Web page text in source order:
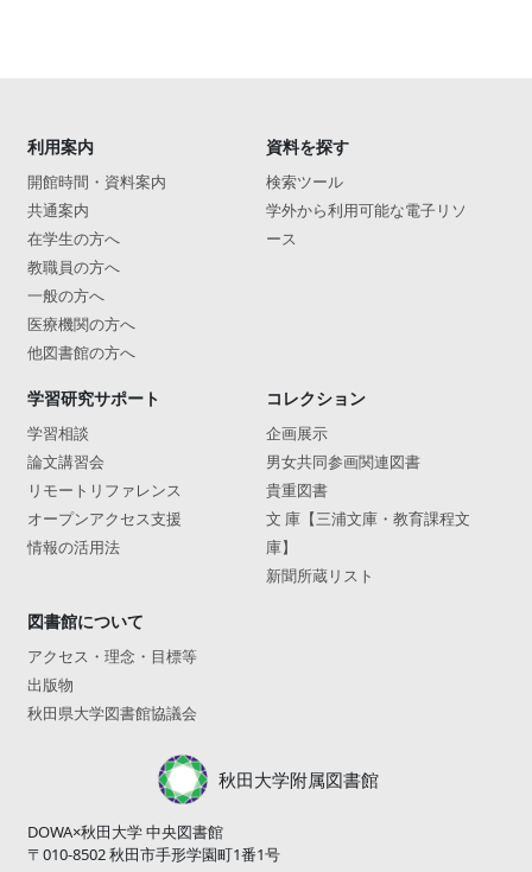
秋田大学附属図書館
DOWA×秋田大学 中央図書館
〒010-8502 秋田市手形学園町1番1号
利用案内
開館時間・資料案内
共通案内
在学生の方へ
教職員の方へ
一般の方へ
医療機関の方へ
他図書館の方へ
資料を探す
検索ツール
学外から利用可能な電子リソ
ース
学習研究サポート
学習相談
論文講習会
リモートリファレンス
オープンアクセス支援
情報の活用法
コレクション
企画展示
男女共同参画関連図書
貴重図書
文 庫【三浦文庫・教育課程文
庫】
新聞所蔵リスト
図書館について
アクセス・理念・目標等
出版物
秋田県大学図書館協議会